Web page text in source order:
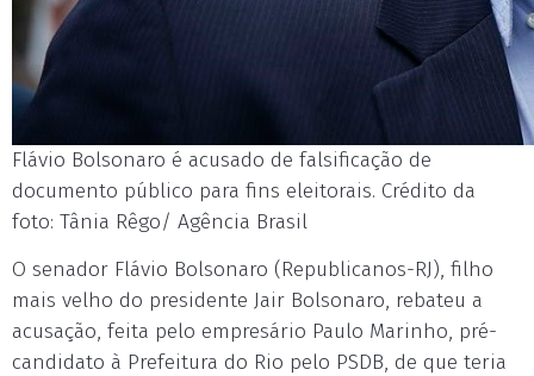
Flávio Bolsonaro é acusado de falsificação de
documento público para fins eleitorais. Crédito da
foto: Tânia Rêgo/ Agência Brasil
O senador Flávio Bolsonaro (Republicanos-RJ), filho
mais velho do presidente Jair Bolsonaro, rebateu a
acusação, feita pelo empresário Paulo Marinho, pré-
candidato à Prefeitura do Rio pelo PSDB, de que teria